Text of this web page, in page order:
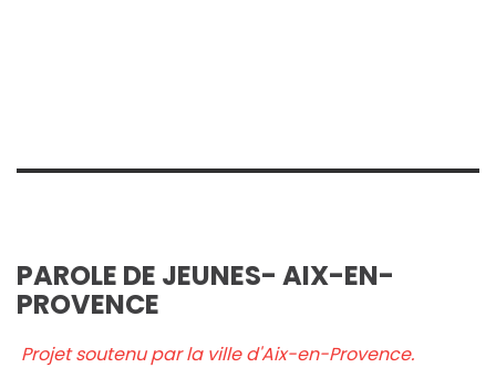
PAROLE DE JEUNES- AIX-EN-
PROVENCE
Projet soutenu par la ville d'Aix-en-Provence.